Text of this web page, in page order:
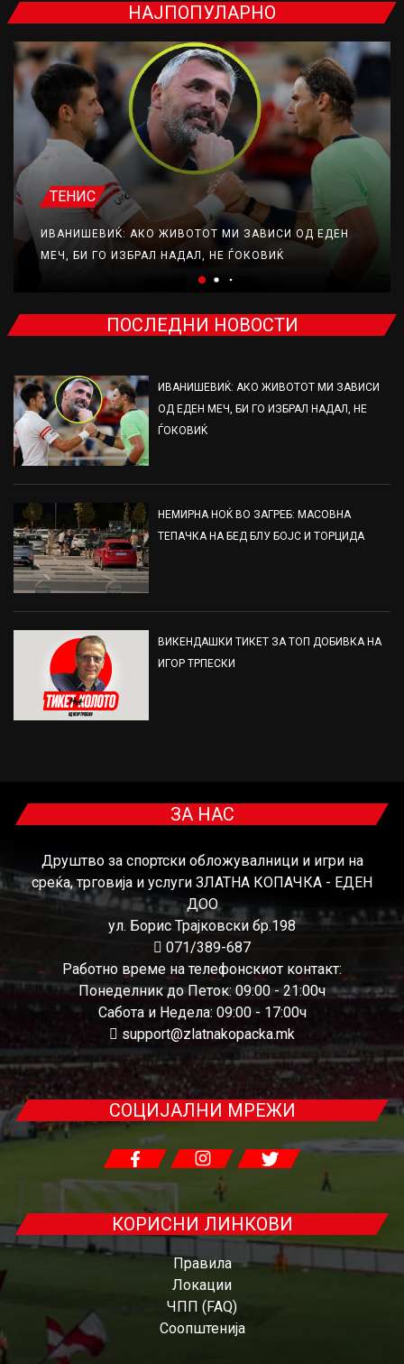
НАЈПОПУЛАРНО
ТЕНИС
ИВАНИШЕВИЌ: АКО ЖИВОТОТ МИ ЗАВИСИ ОД ЕДЕН
МЕЧ, БИ ГО ИЗБРАЛ НАДАЛ, НЕ ЃОКОВИЌ
ПОСЛЕДНИ НОВОСТИ
ИВАНИШЕВИЌ: АКО ЖИВОТОТ МИ ЗАВИСИ
ОД ЕДЕН МЕЧ, БИ ГО ИЗБРАЛ НАДАЛ, НЕ
ЃОКОВИЌ
НЕМИРНА НОЌ ВО ЗАГРЕБ: МАСОВНА
ТЕПАЧКА НА БЕД БЛУ БОЈС И ТОРЦИДА
ВИКЕНДАШКИ ТИКЕТ ЗА ТОП ДОБИВКА НА
ИГОР ТРПЕСКИ
ЗА НАС
Друштво за спортски обложувалници и игри на
среќа, трговија и услуги ЗЛАТНА КОПАЧКА - ЕДЕН
ДОО
ул. Борис Трајковски бр.198
071/389-687
Работно време на телефонскиот контакт:
Понеделник до Петок: 09:00 - 21:00ч
Сабота и Недела: 09:00 - 17:00ч
support@zlatnakopacka.mk
СОЦИЈАЛНИ МРЕЖИ
КОРИСНИ ЛИНКОВИ
Правила
Локации
ЧПП (FAQ)
Соопштенија